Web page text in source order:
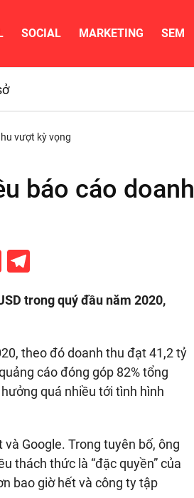
SOCIAL MARKETING SEM
vượt kỳ vọng
báo cáo doanh
Messenger
Telegram
trong quý đầu năm 2020,
theo đó doanh thu đạt 41,2 tỷ
cáo đóng góp 82% tổng
quá nhiều tới tình hình
Google. Trong tuyên bố, ông
thách thức là “đặc quyền” của
bao giờ hết và công ty tập